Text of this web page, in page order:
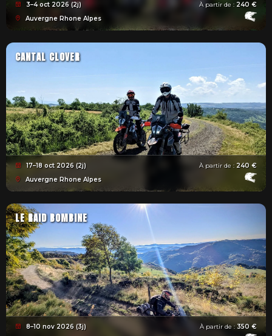
3–4 oct 2026 (2j)
Auvergne Rhone Alpes
À partir de : 240 €
CANTAL CLOVER
17–18 oct 2026 (2j)
Auvergne Rhone Alpes
À partir de : 240 €
LE RAID BOMBINE
8–10 nov 2026 (3j)
À partir de : 350 €